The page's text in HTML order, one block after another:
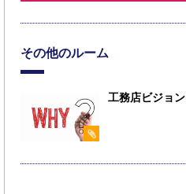
その他のルーム
工務店ビジョン